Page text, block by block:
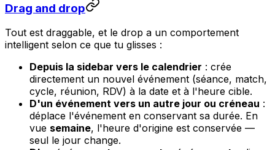
Drag and drop
Tout est draggable, et le drop a un comportement
intelligent selon ce que tu glisses :
Depuis la sidebar vers le calendrier : crée
directement un nouvel événement (séance, match,
cycle, réunion, RDV) à la date et à l'heure cible.
D'un événement vers un autre jour ou créneau :
déplace l'événement en conservant sa durée. En
vue semaine, l'heure d'origine est conservée —
seul le jour change.